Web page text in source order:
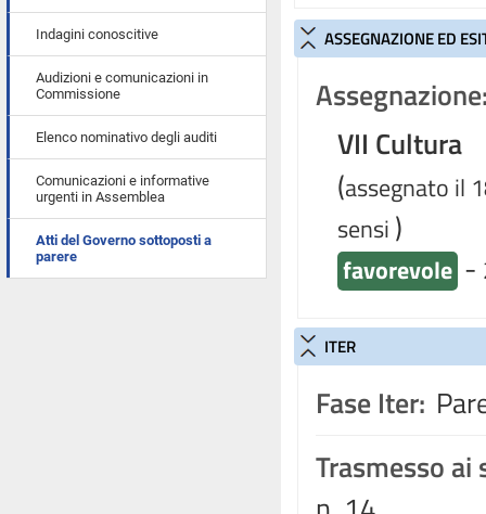
Indagini conoscitive
Audizioni e comunicazioni in
Commissione
Elenco nominativo degli auditi
Comunicazioni e informative
urgenti in Assemblea
Atti del Governo sottoposti a
parere
ASSEGNAZIONE ED
VII Cultura
(assegnato il
sensi )
favorevole -
ITER
Fase Iter:
Trasmesso ai